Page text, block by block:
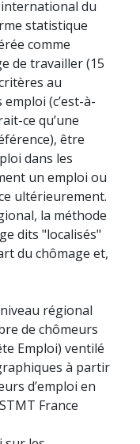
du
statistique
comme
de travailler (15
au
(c’est-à-
ce qu’une
être
dans les
un emploi ou
ultérieurement.
la méthode
dits "localisés"
du chômage et,
régional
de chômeurs
Emploi) ventilé
à partir
d’emploi en
France